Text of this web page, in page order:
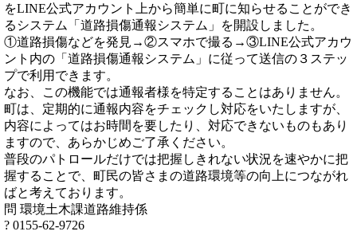
をLINE公式アカウント上から簡単に町に知らせることができ
るシステム「道路損傷通報システム」を開設しました。
①道路損傷などを発見→②スマホで撮る→③LINE公式アカウ
ント内の「道路損傷通報システム」に従って送信の３ステッ
プで利用できます。
なお、この機能では通報者様を特定することはありません。
町は、定期的に通報内容をチェックし対応をいたしますが、
内容によってはお時間を要したり、対応できないものもあり
ますので、あらかじめご了承ください。
普段のパトロールだけでは把握しきれない状況を速やかに把
握することで、町民の皆さまの道路環境等の向上につながれ
ばと考えております。
問 環境土木課道路維持係
? 0155-62-9726